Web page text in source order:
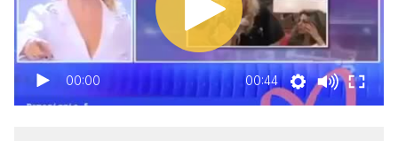
00:00 00:44